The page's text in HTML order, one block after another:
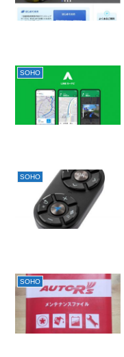
SOHO
SOHO
SOHO